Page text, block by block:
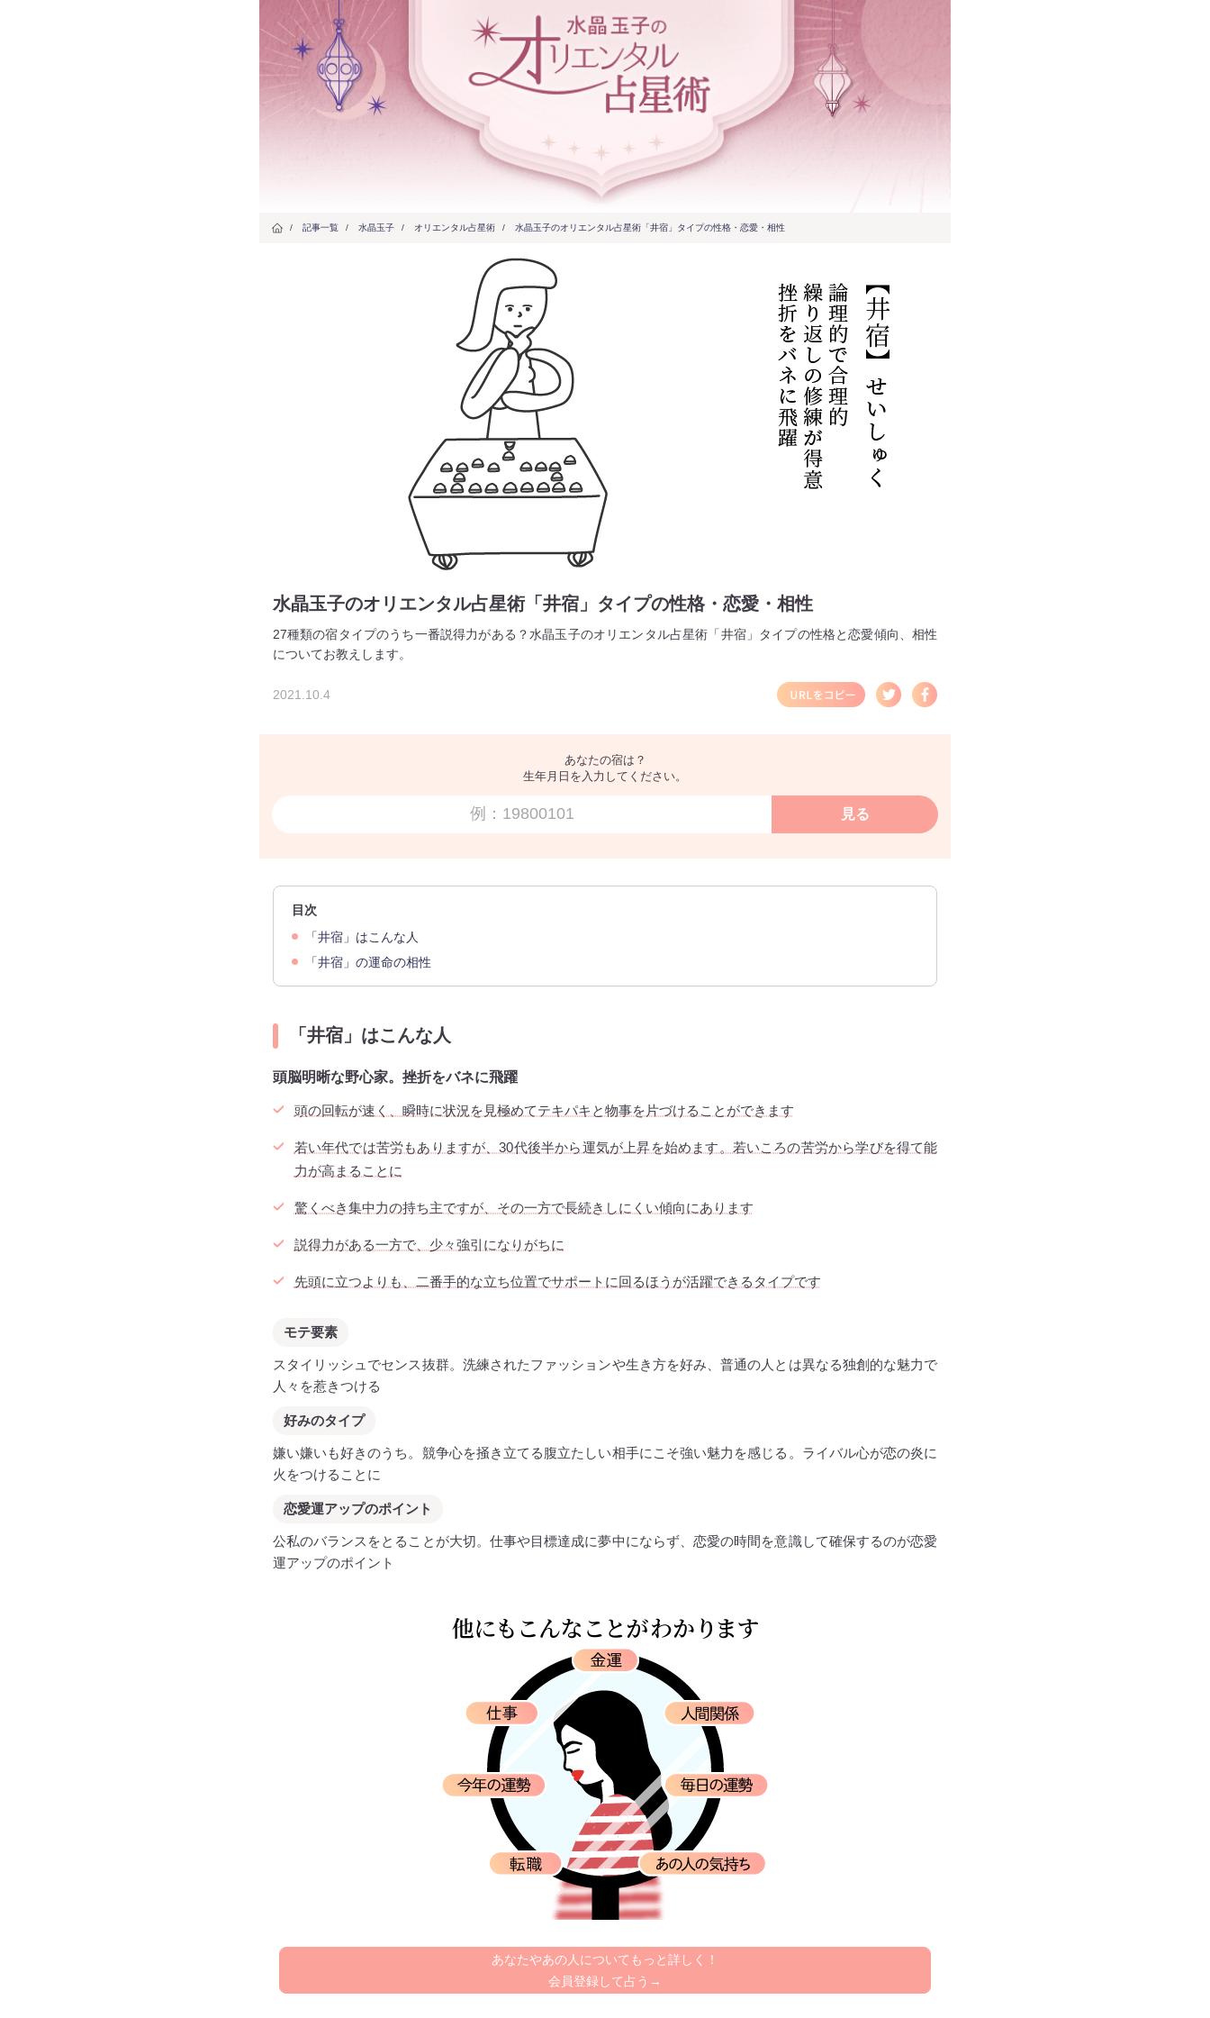
/ 記事一覧 / 水晶玉子 / オリエンタル占星術 / 水晶玉子のオリエンタル占星術「井宿」タイプの性格・恋愛・相性
水晶玉子のオリエンタル占星術「井宿」タイプの性格・恋愛・相性
27種類の宿タイプのうち一番説得力がある？水晶玉子のオリエンタル占星術「井宿」タイプの性格と恋愛傾向、相性
についてお教えします。
2021.10.4
あなたの宿は？
生年月日を入力してください。
見る
目次
「井宿」はこんな人
「井宿」の運命の相性
「井宿」はこんな人
頭脳明晰な野心家。挫折をバネに飛躍
頭の回転が速く、瞬時に状況を見極めてテキパキと物事を片づけることができます
若い年代では苦労もありますが、30代後半から運気が上昇を始めます。若いころの苦労から学びを得て能
力が高まることに
驚くべき集中力の持ち主ですが、その一方で長続きしにくい傾向にあります
説得力がある一方で、少々強引になりがちに
先頭に立つよりも、二番手的な立ち位置でサポートに回るほうが活躍できるタイプです
モテ要素
スタイリッシュでセンス抜群。洗練されたファッションや生き方を好み、普通の人とは異なる独創的な魅力で
人々を惹きつける
好みのタイプ
嫌い嫌いも好きのうち。競争心を掻き立てる腹立たしい相手にこそ強い魅力を感じる。ライバル心が恋の炎に
火をつけることに
恋愛運アップのポイント
公私のバランスをとることが大切。仕事や目標達成に夢中にならず、恋愛の時間を意識して確保するのが恋愛
運アップのポイント
あなたやあの人についてもっと詳しく！
会員登録して占う→